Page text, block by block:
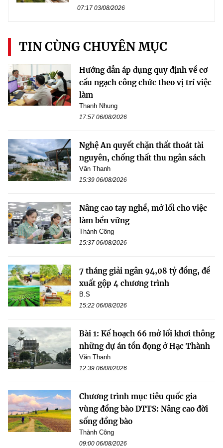
07:17 03/08/2026
TIN CÙNG CHUYÊN MỤC
Hướng dẫn áp dụng quy định về cơ
cấu ngạch công chức theo vị trí việc
làm
Thanh Nhung
17:57 06/08/2026
Nghệ An quyết chặn thất thoát tài
nguyên, chống thất thu ngân sách
Văn Thanh
15:39 06/08/2026
Nâng cao tay nghề, mở lối cho việc
làm bền vững
Thành Công
15:37 06/08/2026
7 tháng giải ngân 94,08 tỷ đồng, đề
xuất gộp 4 chương trình
B.S
15:22 06/08/2026
Bài 1: Kế hoạch 66 mở lối khơi thông
những dự án tồn đọng ở Hạc Thành
Văn Thanh
12:39 06/08/2026
Chương trình mục tiêu quốc gia
vùng đồng bào DTTS: Nâng cao đời
sống đồng bào
Thành Công
09:00 06/08/2026